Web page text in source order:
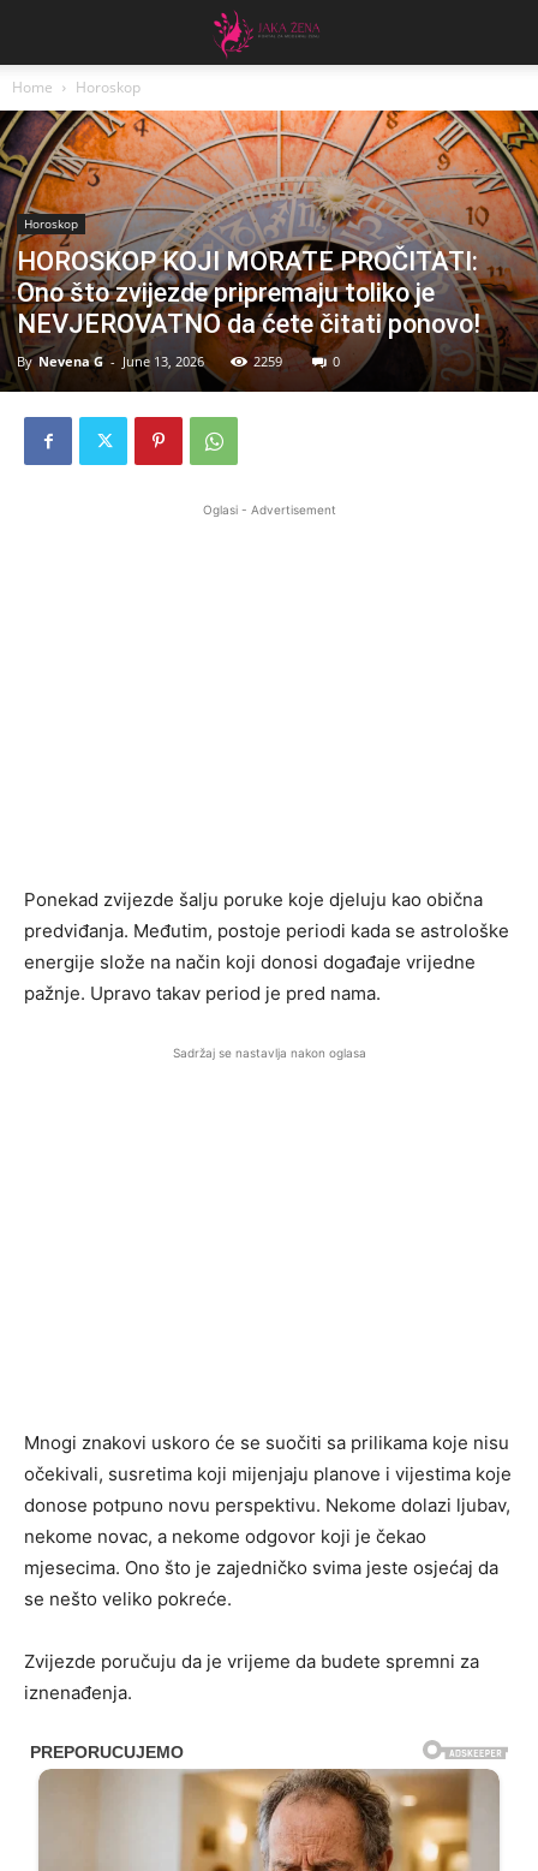
Home Horoskop
Horoskop
HOROSKOP KOJI MORATE PROČITATI:
Ono što zvijezde pripremaju toliko je
NEVJEROVATNO da ćete čitati ponovo!
By Nevena G - June 13, 2026 2259 0
Oglasi - Advertisement
Ponekad zvijezde šalju poruke koje djeluju kao obična
predviđanja. Međutim, postoje periodi kada se astrološke
energije slože na način koji donosi događaje vrijedne
pažnje. Upravo takav period je pred nama.
Sadržaj se nastavlja nakon oglasa
Mnogi znakovi uskoro će se suočiti sa prilikama koje nisu
očekivali, susretima koji mijenjaju planove i vijestima koje
donose potpuno novu perspektivu. Nekome dolazi ljubav,
nekome novac, a nekome odgovor koji je čekao
mjesecima. Ono što je zajedničko svima jeste osjećaj da
se nešto veliko pokreće.
Zvijezde poručuju da je vrijeme da budete spremni za
iznenađenja.